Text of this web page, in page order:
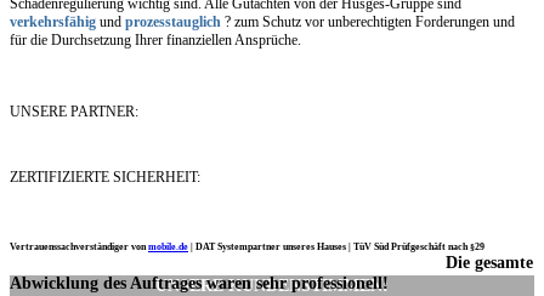
verkehrsfähig und prozesstauglich ? zum Schutz vor unberechtigten Forderungen und
für die Durchsetzung Ihrer finanziellen Ansprüche.
UNSERE PARTNER:
ZERTIFIZIERTE SICHERHEIT:
Vertrauenssachverständiger vonmobile.de DAT Systempartner unseres Hauses | TüV Süd Prüfgeschäft nach §29
UNSERE KUNDENSTIMMEN:
Die gesamte
Abwicklung des Auftrages waren sehr professionell!